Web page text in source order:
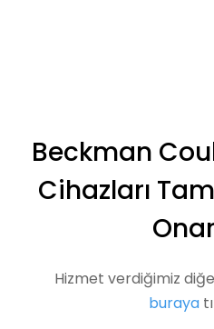
Beckman
Cihazları
Hizmet verdiğimiz
buraya